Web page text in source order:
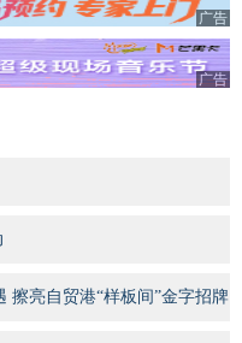
广告
广告
擦亮自贸港“样板间”金字招牌